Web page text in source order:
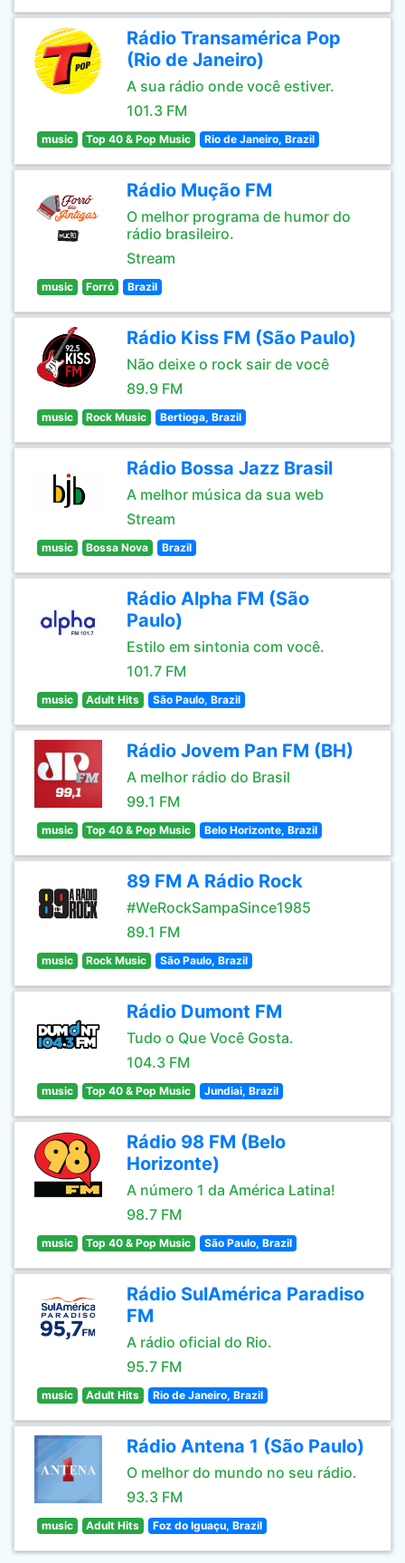
Rádio Transamérica Pop
(Rio de Janeiro)
A sua rádio onde você estiver.
101.3 FM
music Top 40 & Pop Music Rio de Janeiro, Brazil
Rádio Mução FM
O melhor programa de humor do
rádio brasileiro.
Stream
music Forró Brazil
Rádio Kiss FM (São Paulo)
Não deixe o rock sair de você
89.9 FM
music Rock Music Bertioga, Brazil
Rádio Bossa Jazz Brasil
A melhor música da sua web
Stream
music Bossa Nova Brazil
Rádio Alpha FM (São
Paulo)
Estilo em sintonia com você.
101.7 FM
music Adult Hits São Paulo, Brazil
Rádio Jovem Pan FM (BH)
A melhor rádio do Brasil
99.1 FM
music Top 40 & Pop Music Belo Horizonte, Brazil
89 FM A Rádio Rock
#WeRockSampaSince1985
89.1 FM
music Rock Music São Paulo, Brazil
Rádio Dumont FM
Tudo o Que Você Gosta.
104.3 FM
music Top 40 & Pop Music Jundiai, Brazil
Rádio 98 FM (Belo
Horizonte)
A número 1 da América Latina!
98.7 FM
music Top 40 & Pop Music São Paulo, Brazil
Rádio SulAmérica Paradiso
FM
A rádio oficial do Rio.
95.7 FM
music Adult Hits Rio de Janeiro, Brazil
Rádio Antena 1 (São Paulo)
O melhor do mundo no seu rádio.
93.3 FM
music Adult Hits Foz do Iguaçu, Brazil